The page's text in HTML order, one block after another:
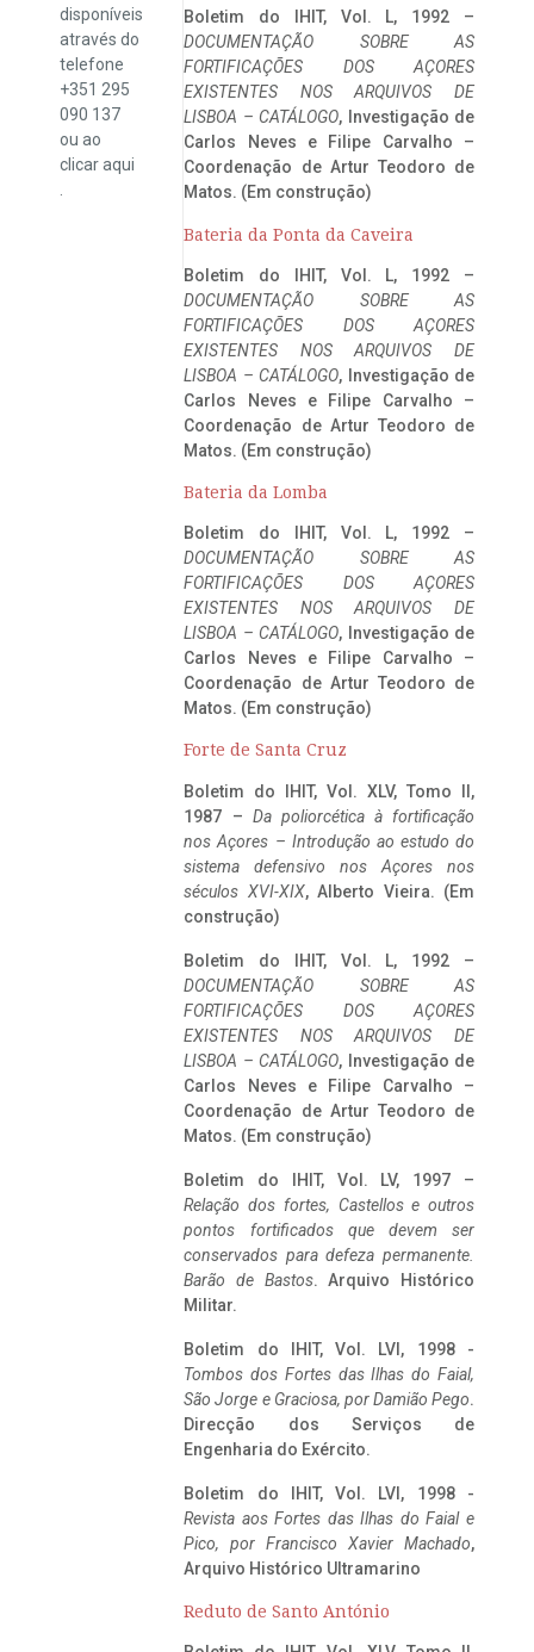
disponíveis
através do
telefone
+351 295
090 137
ou ao
clicaraqui
Boletim do IHIT, Vol. L, 1992 –
DOCUMENTAÇÃO SOBRE AS
FORTIFICAÇÕES DOS AÇORES
EXISTENTES NOS ARQUIVOS DE
LISBOA – CATÁLOGO, Investigação de
Carlos Neves e Filipe Carvalho –
Coordenação de Artur Teodoro de
Matos. (Em construção)
Bateria da Ponta da Caveira
Boletim do IHIT, Vol. L, 1992 –
DOCUMENTAÇÃO SOBRE AS
FORTIFICAÇÕES DOS AÇORES
EXISTENTES NOS ARQUIVOS DE
LISBOA – CATÁLOGO, Investigação de
Carlos Neves e Filipe Carvalho –
Coordenação de Artur Teodoro de
Matos. (Em construção)
Bateria da Lomba
Boletim do IHIT, Vol. L, 1992 –
DOCUMENTAÇÃO SOBRE AS
FORTIFICAÇÕES DOS AÇORES
EXISTENTES NOS ARQUIVOS DE
LISBOA – CATÁLOGO, Investigação de
Carlos Neves e Filipe Carvalho –
Coordenação de Artur Teodoro de
Matos. (Em construção)
Forte de Santa Cruz
Boletim do IHIT, Vol. XLV, Tomo II,
1987 – Da poliorcética à fortificação
nos Açores – Introdução ao estudo do
sistema defensivo nos Açores nos
séculos XVI-XIX, Alberto Vieira. (Em
construção)
Boletim do IHIT, Vol. L, 1992 –
DOCUMENTAÇÃO SOBRE AS
FORTIFICAÇÕES DOS AÇORES
EXISTENTES NOS ARQUIVOS DE
LISBOA – CATÁLOGO, Investigação de
Carlos Neves e Filipe Carvalho –
Coordenação de Artur Teodoro de
Matos. (Em construção)
Boletim do IHIT, Vol. LV, 1997 –
Relação dos fortes, Castellos e outros
pontos fortificados que devem ser
conservados para defeza permanente.
Barão de Bastos. Arquivo Histórico
Militar.
Boletim do IHIT, Vol. LVI, 1998 -
Tombos dos Fortes das Ilhas do Faial,
São Jorge e Graciosa, por Damião Pego.
Direcção dos Serviços de
Engenharia do Exército.
Boletim do IHIT, Vol. LVI, 1998 -
Revista aos Fortes das Ilhas do Faial e
Pico, por Francisco Xavier Machado,
Arquivo Histórico Ultramarino
Reduto de Santo António